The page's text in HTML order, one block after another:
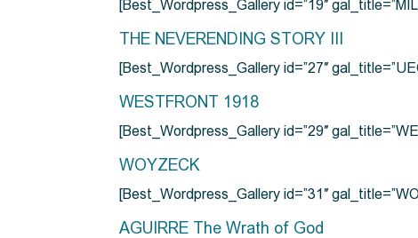
[Best_Wordpress_Gallery id=”19″
THE NEVERENDING STORY III
[Best_Wordpress_Gallery id=”27″
WESTFRONT 1918
[Best_Wordpress_Gallery id=”29″
WOYZECK
[Best_Wordpress_Gallery id=”31″
AGUIRRE The Wrath of God